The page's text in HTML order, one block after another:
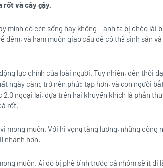
rốt và cây gậy.
mình có còn sống hay không – anh ta bị chèo lái
đêm, và ham muốn giao cấu để có thể sinh sản và
lực chính của loài người. Tuy nhiên, đến thời
ngày càng trở nên phức tạp hơn, và con người
ngoại lai, dựa trên hai khuyến khích là phần
rốt.
mong muốn. Với hi vọng tăng lương, những công
nhanh hơn.
muốn. Ai đó bị phê bình trước cả nhóm sẽ ít đi